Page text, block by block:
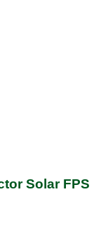
Solar FPS